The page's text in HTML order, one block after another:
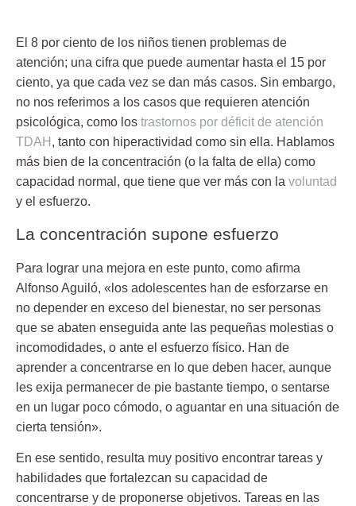
El 8 por ciento de los niños tienen problemas de
atención; una cifra que puede aumentar hasta el 15 por
ciento, ya que cada vez se dan más casos. Sin embargo,
no nos referimos a los casos que requieren atención
psicológica, como los trastornos por déficit de atención
TDAH , tanto con hiperactividad como sin ella. Hablamos
más bien de la concentración (o la falta de ella) como
capacidad normal, que tiene que ver más con la voluntad
y el esfuerzo.
La concentración supone esfuerzo
Para lograr una mejora en este punto, como afirma
Alfonso Aguiló, «los adolescentes han de esforzarse en
no depender en exceso del bienestar, no ser personas
que se abaten enseguida ante las pequeñas molestias o
incomodidades, o ante el esfuerzo físico. Han de
aprender a concentrarse en lo que deben hacer, aunque
les exija permanecer de pie bastante tiempo, o sentarse
en un lugar poco cómodo, o aguantar en una situación de
cierta tensión».
En ese sentido, resulta muy positivo encontrar tareas y
habilidades que fortalezcan su capacidad de
concentrarse y de proponerse objetivos. Tareas en las